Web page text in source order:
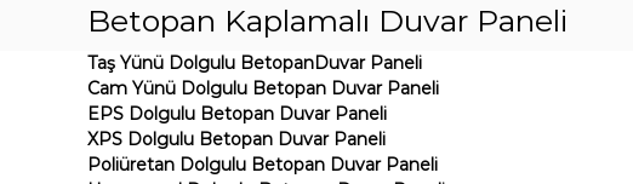
d
s
t
r
i
Betopan Kaplamalı Duvar Paneli
Taş Yünü Dolgulu BetopanDuvar Paneli
Cam Yünü Dolgulu Betopan Duvar Paneli
EPS Dolgulu Betopan Duvar Paneli
XPS Dolgulu Betopan Duvar Paneli
Poliüretan Dolgulu Betopan Duvar Paneli